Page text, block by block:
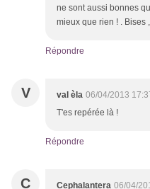
ne sont aussi bonnes
mieux que rien ! . Bises ,
Répondre
V val èla 06/04/2013
T'es repérée là !
Répondre
C Cephalantera 06/04/